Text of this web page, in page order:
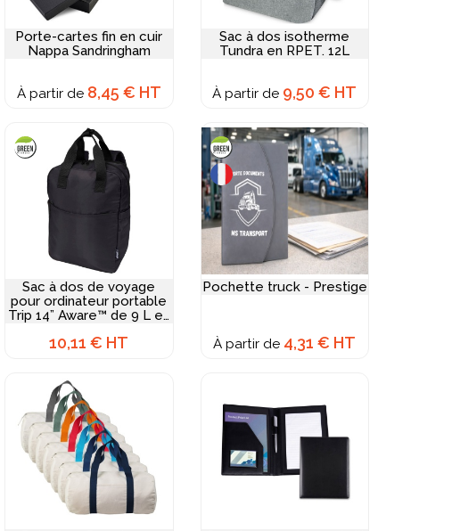
Porte-cartes fin en cuir
Nappa Sandringham
À partir de 8,45 € HT
Sac à dos isotherme
Tundra en RPET. 12L
À partir de 9,50 € HT
Sac à dos de voyage
pour ordinateur portable
Trip 14” Aware™ de 9 L en
10,11 € HT
Pochette truck - Prestige
À partir de 4,31 € HT